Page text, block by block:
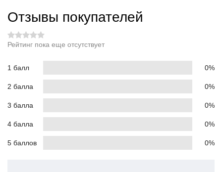
Отзывы покупателей
Рейтинг пока еще отсутствует
1 балл 0%
2 балла 0%
3 балла 0%
4 балла 0%
5 баллов 0%